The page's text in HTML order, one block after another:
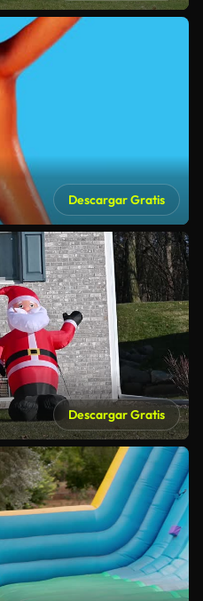
Descargar Gratis
Descargar Gratis